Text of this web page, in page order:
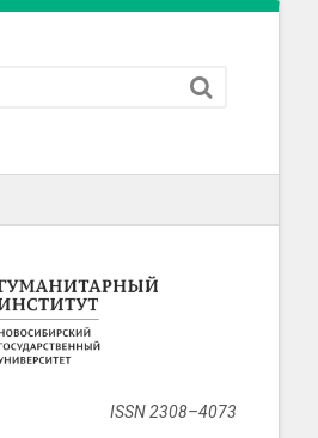
ISSN 2308–4073